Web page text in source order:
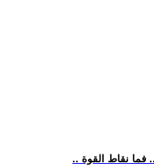
فما نقاط القوة